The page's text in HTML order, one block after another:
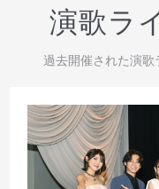
演歌ラ
過去開催された演歌